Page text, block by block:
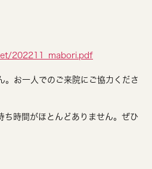
202211_mabori.pdf
お一人でのご来院にご協力くださ
時間がほとんどありません。ぜひ